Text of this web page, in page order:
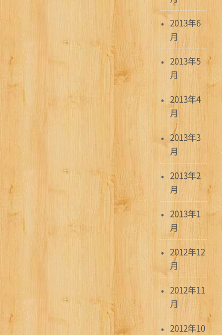
2013年6
月
2013年5
月
2013年4
月
2013年3
月
2013年2
月
2013年1
月
2012年12
月
2012年11
月
2012年10